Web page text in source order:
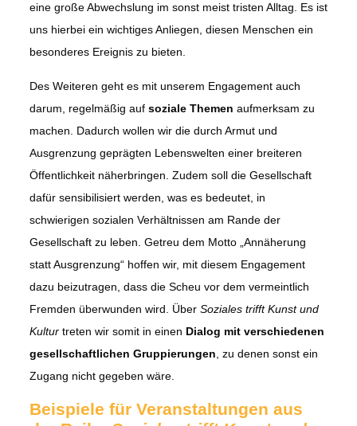
eine große Abwechslung im sonst meist tristen Alltag. Es ist
uns hierbei ein wichtiges Anliegen, diesen Menschen ein
besonderes Ereignis zu bieten.
Des Weiteren geht es mit unserem Engagement auch
darum, regelmäßig auf soziale Themen aufmerksam zu
machen. Dadurch wollen wir die durch Armut und
Ausgrenzung geprägten Lebenswelten einer breiteren
Öffentlichkeit näherbringen. Zudem soll die Gesellschaft
dafür sensibilisiert werden, was es bedeutet, in
schwierigen sozialen Verhältnissen am Rande der
Gesellschaft zu leben. Getreu dem Motto „Annäherung
statt Ausgrenzung“ hoffen wir, mit diesem Engagement
dazu beizutragen, dass die Scheu vor dem vermeintlich
Fremden überwunden wird. Über Soziales trifft Kunst und
Kulturtreten wir somit in einen Dialog mit verschiedenen
gesellschaftlichen Gruppierungen , zu denen sonst ein
Zugang nicht gegeben wäre.
Beispiele für Veranstaltungen aus